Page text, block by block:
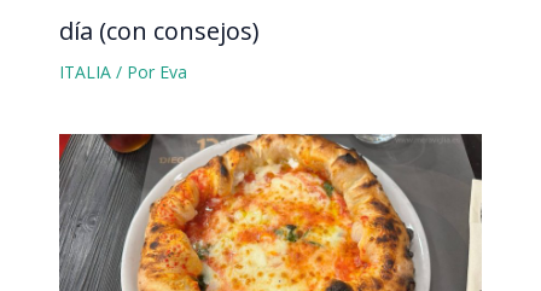
día (con consejos)
ITALIA/ Por Eva